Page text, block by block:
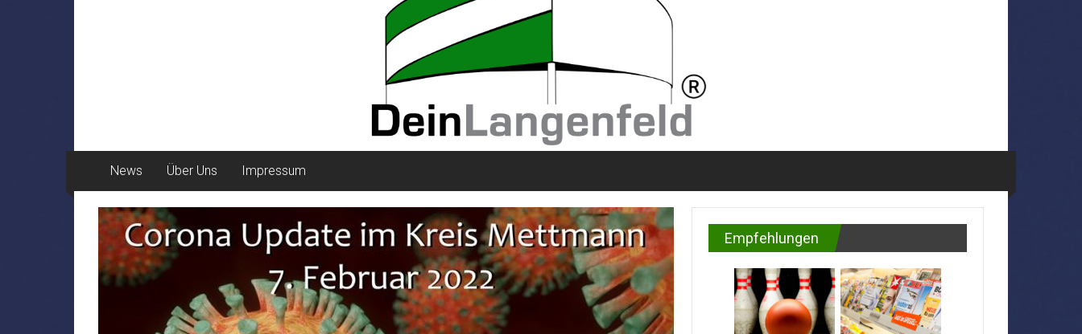
News Über Uns Impressum
Empfehlungen